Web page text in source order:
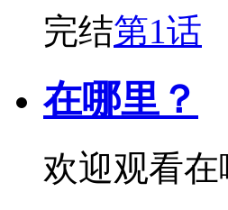
完结第1话
在哪里？
欢迎观看